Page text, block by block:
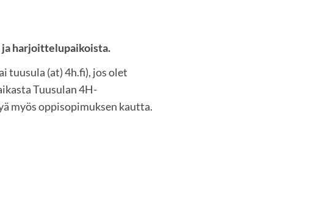
harjoittelupaikoista.
tuusula (at) 4h.fi), jos olet
Tuusulan 4H-
myös oppisopimuksen kautta.